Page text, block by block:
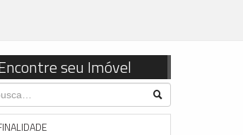
seu Imóvel